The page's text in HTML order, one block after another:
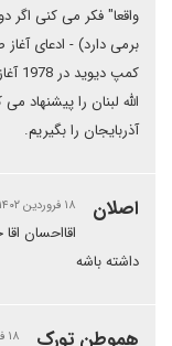
واقعا" فکر می کنی اگر
الله لبنان را
آذربایجان را بگیریم.
اصلان ۱۸ فروردین ۱۴۰۲ | ۲۱:۳۱
اقااحسان
داشته باشه
هموطن تورک ۱۸ فروردین ۱۴۰۲ | ۲۱:۳۷